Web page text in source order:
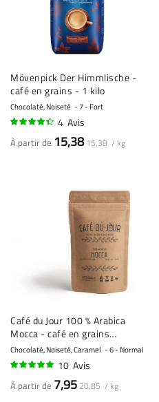
Mövenpick Der Himmlische -
café en grains - 1 kilo
Chocolaté, Noiseté 7 - Fort
4 Avis
À partir de 15,38 15,38 / kg
Café du Jour 100 % Arabica
Mocca - café en grains
fraîchement torréfié
Chocolaté, Noiseté, Caramel 6 - Normal
10 Avis
À partir de 7,95 20,85 / kg